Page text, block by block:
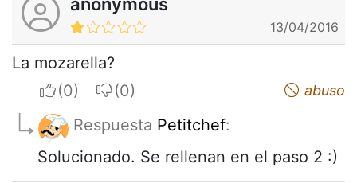
13/04/2016
La mozarella?
I apreciateI do not appreciate abuso
Respuesta Petitchef:
Solucionado. Se rellenan en el paso 2 :)